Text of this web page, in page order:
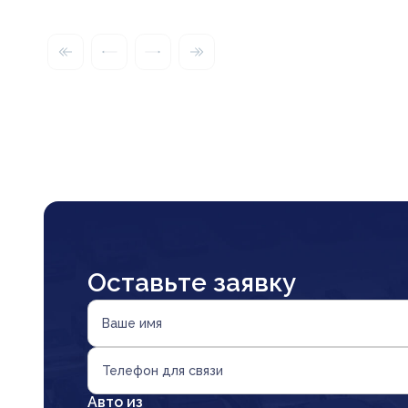
Оставьте заявку
Ваше имя
Телефон для связи
Авто из